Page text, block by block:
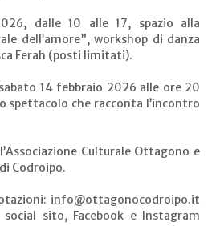
dalle 10 alle 17, spazio alla
dell’amore”, workshop di danza
Ferah (posti limitati).
14 febbraio 2026 alle ore 20
spettacolo che racconta l’incontro
Culturale Ottagono e
Codroipo.
info@ottagonocodroipo.it
sito, Facebook e Instagram